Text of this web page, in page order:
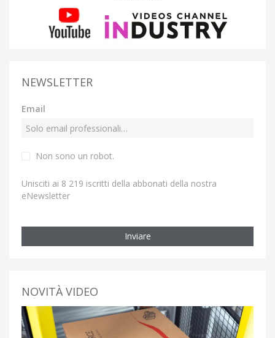
NEWSLETTER
Email
Non sono un robot.
Unisciti ai 8 219 iscritti della abbonati della nostra
eNewsletter
Inviare
NOVITÀ VIDEO